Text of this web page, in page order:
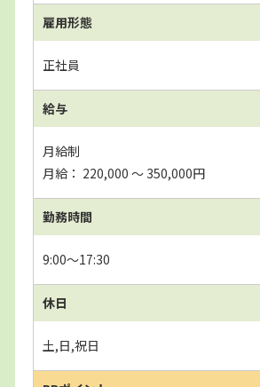
雇用形態
正社員
給与
月給制
月給： 220,000 〜 350,000円
勤務時間
9:00～17:30
休日
土,日,祝日